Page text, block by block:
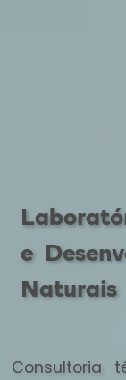
e
Naturais
Consultoria